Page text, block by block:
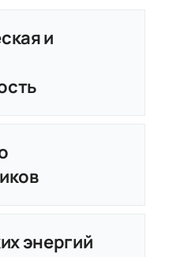
и
энергий